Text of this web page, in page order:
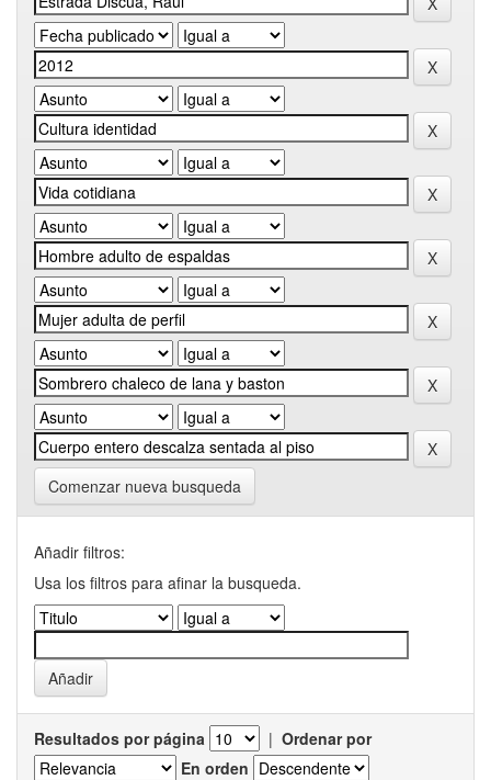
Comenzar nueva busqueda
Añadir filtros:
Usa los filtros para afinar la busqueda.
Resultados por página | Ordenar por
En orden